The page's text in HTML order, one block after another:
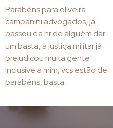
Parabéns para oliveira
campanini advogados, já
passou da hr de alguém dar
um basta, a justiça militar já
prejudicou muita gente
inclusive a mim, vcs estão de
parabéns, basta.